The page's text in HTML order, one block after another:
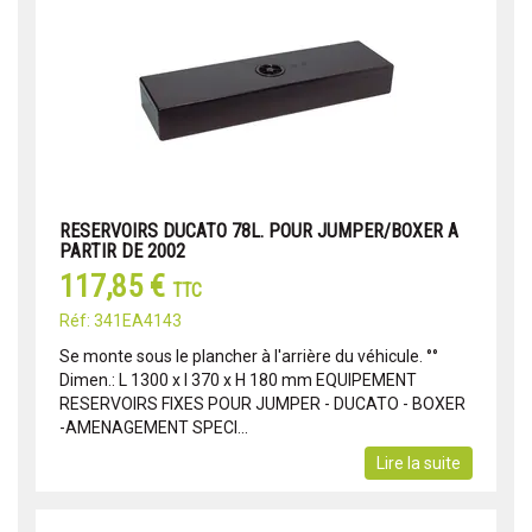
RESERVOIRS DUCATO 78L. POUR JUMPER/BOXER A
PARTIR DE 2002
117,85 € TTC
Réf: 341EA4143
Se monte sous le plancher à l'arrière du véhicule. °°
Dimen.: L 1300 x l 370 x H 180 mm EQUIPEMENT
RESERVOIRS FIXES POUR JUMPER - DUCATO - BOXER
-AMENAGEMENT SPECI...
Lire la suite